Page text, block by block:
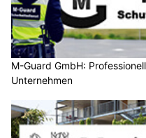
M-Guard GmbH:
Unternehmen